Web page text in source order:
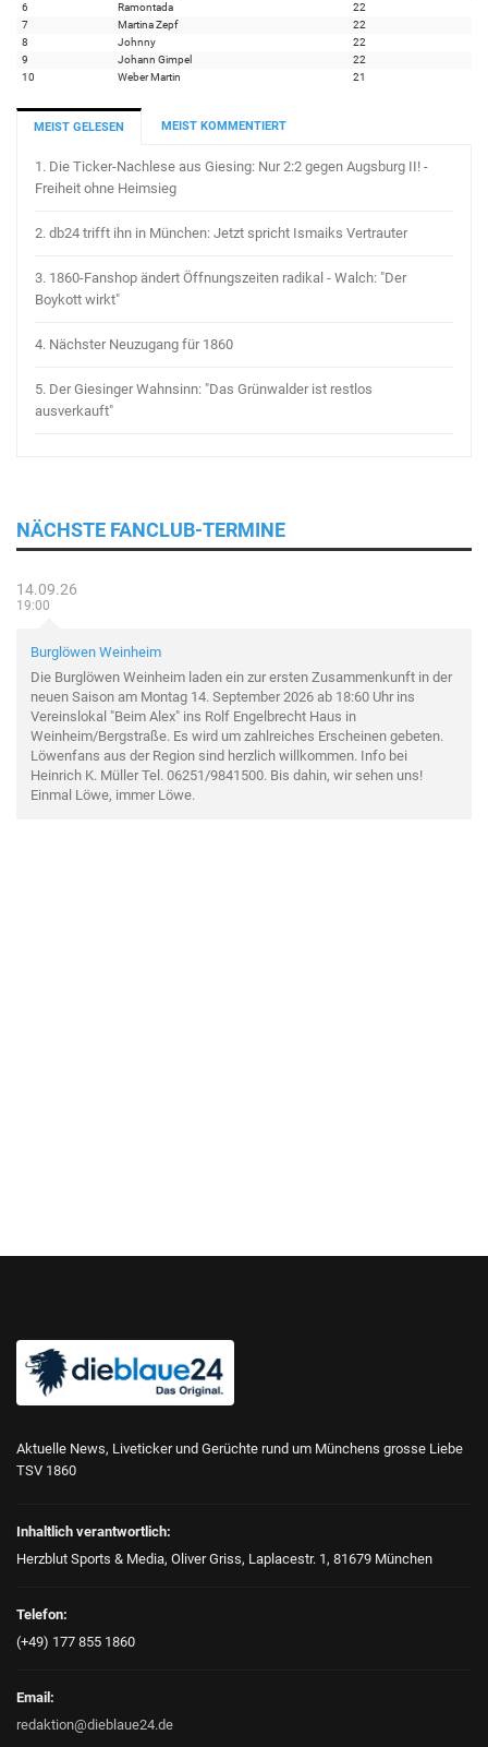
6
Ramontada
22
7
Martina Zepf
22
8
Johnny
22
9
Johann Gimpel
22
10
Weber Martin 21
MEIST GELESEN MEIST KOMMENTIERT
1. Die Ticker-Nachlese aus Giesing: Nur 2:2 gegen Augsburg II! -
Freiheit ohne Heimsieg
2. db24 trifft ihn in München: Jetzt spricht Ismaiks Vertrauter
3. 1860-Fanshop ändert Öffnungszeiten radikal - Walch: "Der
Boykott wirkt"
4. Nächster Neuzugang für 1860
5. Der Giesinger Wahnsinn: "Das Grünwalder ist restlos
ausverkauft"
NÄCHSTE FANCLUB-TERMINE
14.09.26
19:00
Burglöwen Weinheim
Die Burglöwen Weinheim laden ein zur ersten Zusammenkunft in der
neuen Saison am Montag 14. September 2026 ab 18:60 Uhr ins
Vereinslokal "Beim Alex" ins Rolf Engelbrecht Haus in
Weinheim/Bergstraße. Es wird um zahlreiches Erscheinen gebeten.
Löwenfans aus der Region sind herzlich willkommen. Info bei
Heinrich K. Müller Tel. 06251/9841500. Bis dahin, wir sehen uns!
Einmal Löwe, immer Löwe.
Aktuelle News, Liveticker und Gerüchte rund um Münchens grosse Liebe
TSV 1860
Inhaltlich verantwortlich:
Herzblut Sports & Media, Oliver Griss, Laplacestr. 1, 81679 München
Telefon:
(+49) 177 855 1860
Email:
redaktion@dieblaue24.de